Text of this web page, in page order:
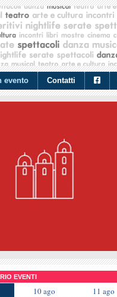
evento Contatti
EVENTI
10 ago
11 ago